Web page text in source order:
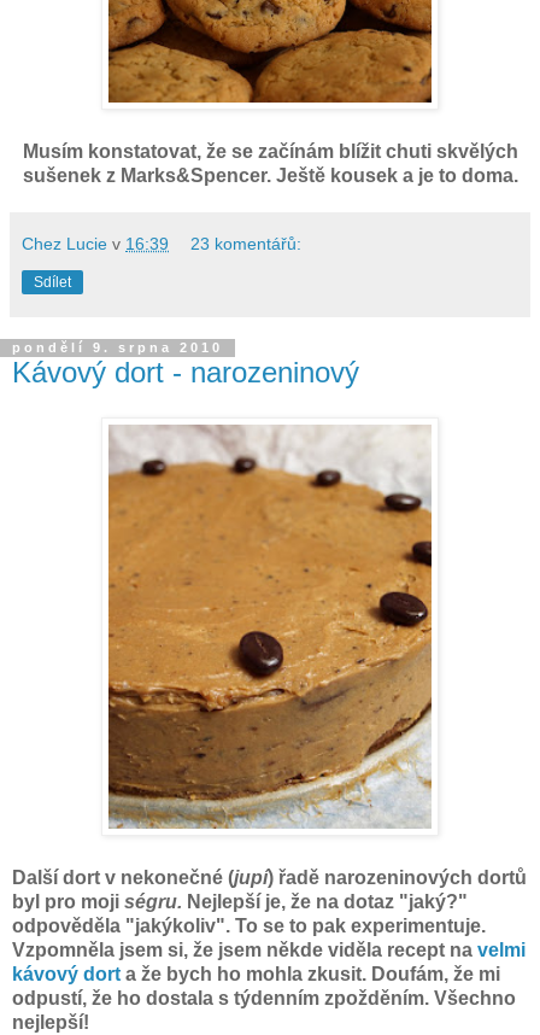
Musím konstatovat, že se začínám blížit chuti skvělých
sušenek z Marks&Spencer. Ještě kousek a je to doma.
Chez Lucie v 16:39 23 komentářů:
Sdílet
pondělí 9. srpna 2010
Kávový dort - narozeninový
Další dort v nekonečné (jupí) řadě narozeninových dortů
byl pro moji ségru. Nejlepší je, že na dotaz "jaký?"
odpověděla "jakýkoliv". To se to pak experimentuje.
Vzpomněla jsem si, že jsem někde viděla recept na velmi
kávový dort a že bych ho mohla zkusit. Doufám, že mi
odpustí, že ho dostala s týdenním zpožděním. Všechno
nejlepší!